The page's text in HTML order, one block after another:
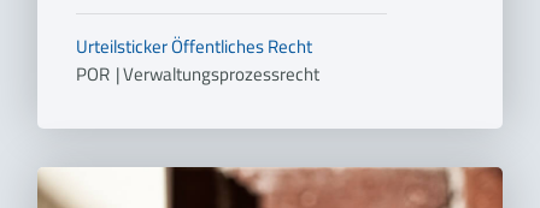
UrteilstickerÖffentliches Recht
POR |Verwaltungsprozessrecht